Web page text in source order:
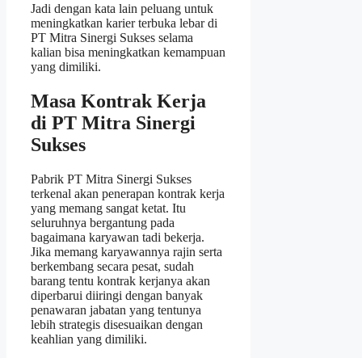
Jadi dengan kata lain peluang untuk
meningkatkan karier terbuka lebar di
PT Mitra Sinergi Sukses selama
kalian bisa meningkatkan kemampuan
yang dimiliki.
Masa Kontrak Kerja
di PT Mitra Sinergi
Sukses
Pabrik PT Mitra Sinergi Sukses
terkenal akan penerapan kontrak kerja
yang memang sangat ketat. Itu
seluruhnya bergantung pada
bagaimana karyawan tadi bekerja.
Jika memang karyawannya rajin serta
berkembang secara pesat, sudah
barang tentu kontrak kerjanya akan
diperbarui diiringi dengan banyak
penawaran jabatan yang tentunya
lebih strategis disesuaikan dengan
keahlian yang dimiliki.